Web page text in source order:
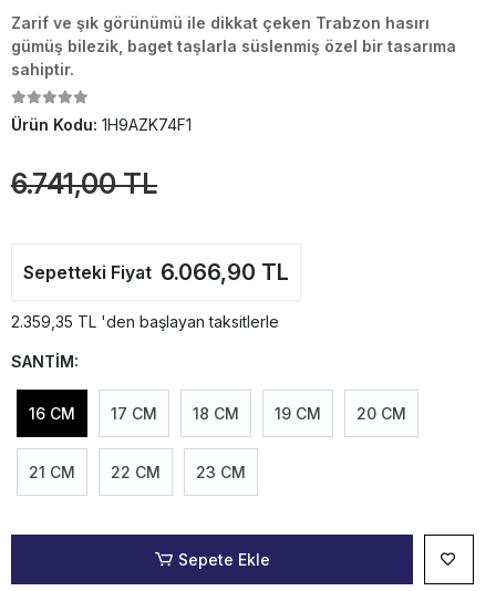
Zarif ve şık görünümü ile dikkat çeken Trabzon hasırı
gümüş bilezik, baget taşlarla süslenmiş özel bir tasarıma
sahiptir.
Ürün Kodu: 1H9AZK74F1
6.741,00 TL
Sepetteki Fiyat 6.066,90 TL
2.359,35 TL 'den başlayan taksitlerle
SANTİM:
16 CM 17 CM 18 CM 19 CM 20 CM
21 CM 22 CM 23 CM
Sepete Ekle